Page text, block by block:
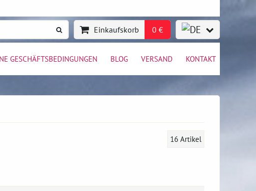
Einkaufskorb 0 €
GESCHÄFTSBEDINGUNGEN BLOG VERSAND KONTAKT
16 Artikel